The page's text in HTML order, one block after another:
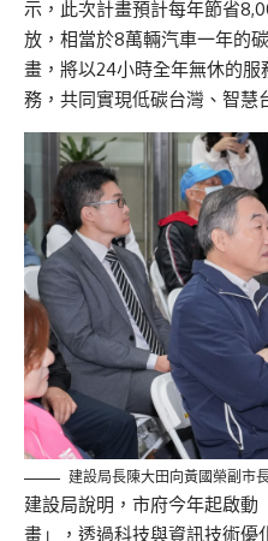
示，此次計畫預計每年節省
放，相當於8萬輛汽車一年的
畫，將以24小時全年無休的
務，共同實現低碳台灣、智慧
建設局長陳大田向黃國榮副市
建設局說明，市府今年起啟動
畫」，透過科技與資訊技術優